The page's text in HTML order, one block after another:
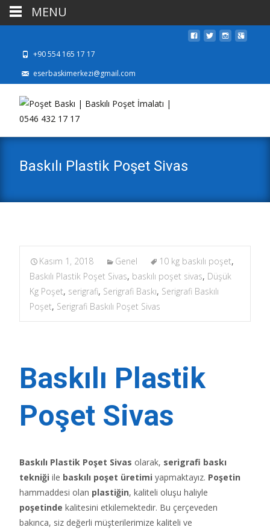
+90 554 165 17 17
eserbaskimerkezi@gmail.com
Baskılı Plastik Poşet Sivas
Kasım 1, 2018 Genel 10 kg baskılı poşet,
Baskılı Plastik Poşet Sivas, baskılı poşet sivas, Düşük
Kg Poşet, serigrafi, Serigrafi Baskı, Serigrafi Baskılı
Poşet, Serigrafi Baskılı Poşet Sivas
Baskılı Plastik
Poşet Sivas
Baskılı Plastik Poşet Sivas olarak, serigrafi baskı
tekniği ile baskılı poşet üretimi yapmaktayız. Poşetin
hammaddesi olan plastiğin, kaliteli oluşu haliyle
poşetinde kalitesini etkilemektedir. Bu çerçeveden
bakınca, siz değerli müşterilerimize kaliteli ve
MENU